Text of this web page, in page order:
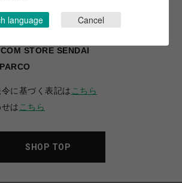
STORE SENDAI
に基づく表記は こちら
は こちら
SHOP TOP
language Cancel